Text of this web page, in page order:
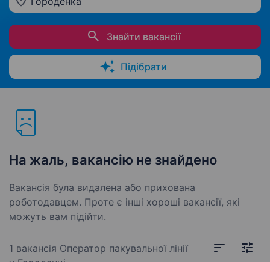
Знайти вакансії
Підібрати
На жаль, вакансію не знайдено
Вакансія була видалена або прихована
роботодавцем. Проте є інші хороші вакансії, які
можуть вам підійти.
1 вакансія Оператор пакувальної лінії